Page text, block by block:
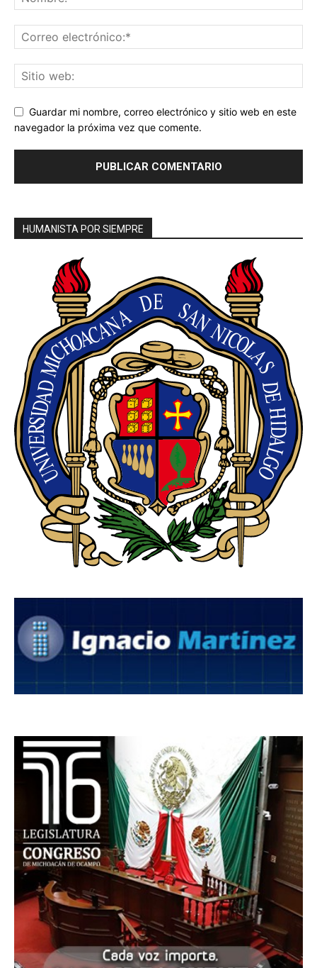
Guardar mi nombre, correo electrónico y sitio web en este
navegador la próxima vez que comente.
HUMANISTA POR SIEMPRE